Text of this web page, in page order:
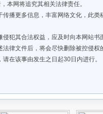
本网将追究其相关法律责任。
播更多信息，丰富网络文化，此类
犯其合法权益，应及时向本网站书
律文件后，将会尽快删除被控侵权
在该事由发生之日起30日内进行。